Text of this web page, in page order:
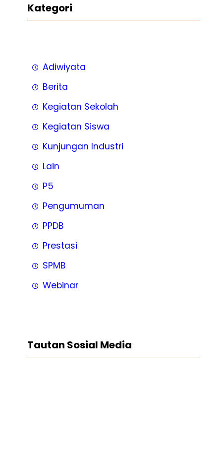
Kategori
Adiwiyata
Berita
Kegiatan Sekolah
Kegiatan Siswa
Kunjungan Industri
Lain
P5
Pengumuman
PPDB
Prestasi
SPMB
Webinar
Tautan Sosial Media